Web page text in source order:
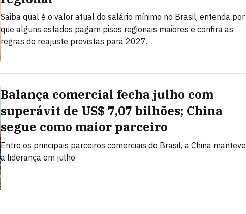
Saiba qual é o valor atual do salário mínimo no Brasil, entenda por
que alguns estados pagam pisos regionais maiores e confira as
regras de reajuste previstas para 2027.
Balança comercial fecha julho com
superávit de US$ 7,07 bilhões; China
segue como maior parceiro
Entre os principais parceiros comerciais do Brasil, a China manteve
a liderança em julho